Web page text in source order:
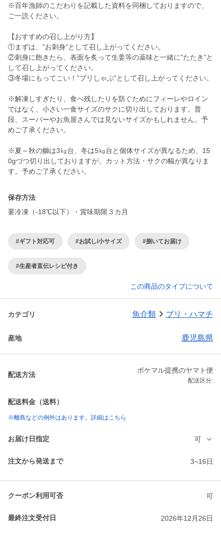
※百年漁師のこだわりを記載した資料を同梱しておりますので、
ご一読ください。
【おすすめの召し上がり方】
①まずは、”お刺身”として召し上がってください。
②刺身に飽きたら、表面を炙って生姜等の薬味と一緒に”たたき”と
して召し上がってください。
③冬場にもってこい！”ブリしゃぶ”として召し上がってください。
※解凍しすぎたり、食べ残したりを防ぐためにフィーレやロイン
ではなく、小さい一食サイズのサクに切り出しております。普
段、スーパーやお魚屋さんでは見ないサイズかもしれません。予
めご了承ください。
※夏～秋の鰤は3㎏台、冬は5㎏台と個体サイズが異なるため、15
0gづつ切り出しておりますが、カット方法・サクの幅が異なりま
保存方法
要冷凍（-18℃以下）・賞味期限３カ月
#ギフト対応可 #お試し/小サイズ #捌いてお届け
#生産者直伝レシピ付き
この商品のタイプについて
カテゴリ 魚介類 ブリ・ハマチ
産地 鹿児島県
配送方法
ポケマル提携のヤマト便
配送区分:
配送料金（送料）
※離島などの例外はあります。詳細はこちら
お届け日指定 可
注文から発送まで 3~16日
クーポン利用可否 可
最終注文受付日 2026年12月26日